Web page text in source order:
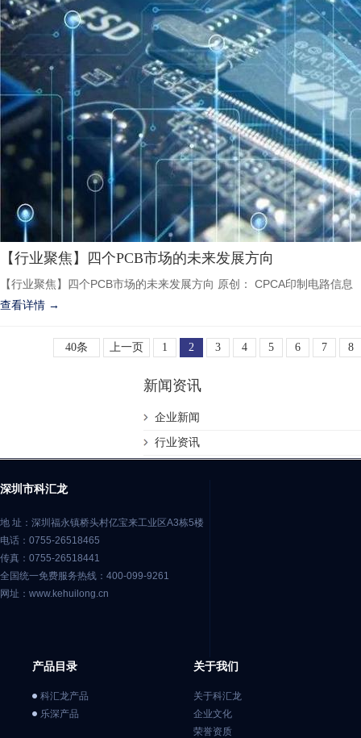
【行业聚焦】四个PCB市场的未来发展方向
【行业聚焦】四个PCB市场的未来发展方向 原创： CPCA印制电路信息
查看详情 →
40条 上一页 1 2 3 4 5 6 7 8
新闻资讯
企业新闻
行业资讯
深圳市科汇龙
地 址：深圳福永镇桥头村亿宝来工业区A3栋5楼
电话：0755-26518465
传真：0755-26518441
全国统一免费服务热线：400-099-9261
网址：www.kehuilong.cn
产品目录
科汇龙产品
乐深产品
关于我们
关于科汇龙
企业文化
荣誉资质